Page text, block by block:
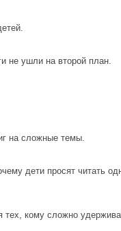
не ушли на второй план.
на сложные темы.
дети просят читать
тех, кому сложно